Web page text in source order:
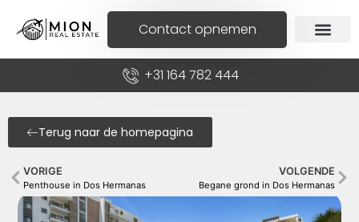
Contact opnemen
+31 164 782 444
Terug naar de homepagina
VORIGE
Penthouse in Dos Hermanas
VOLGENDE
Begane grond in Dos Hermanas